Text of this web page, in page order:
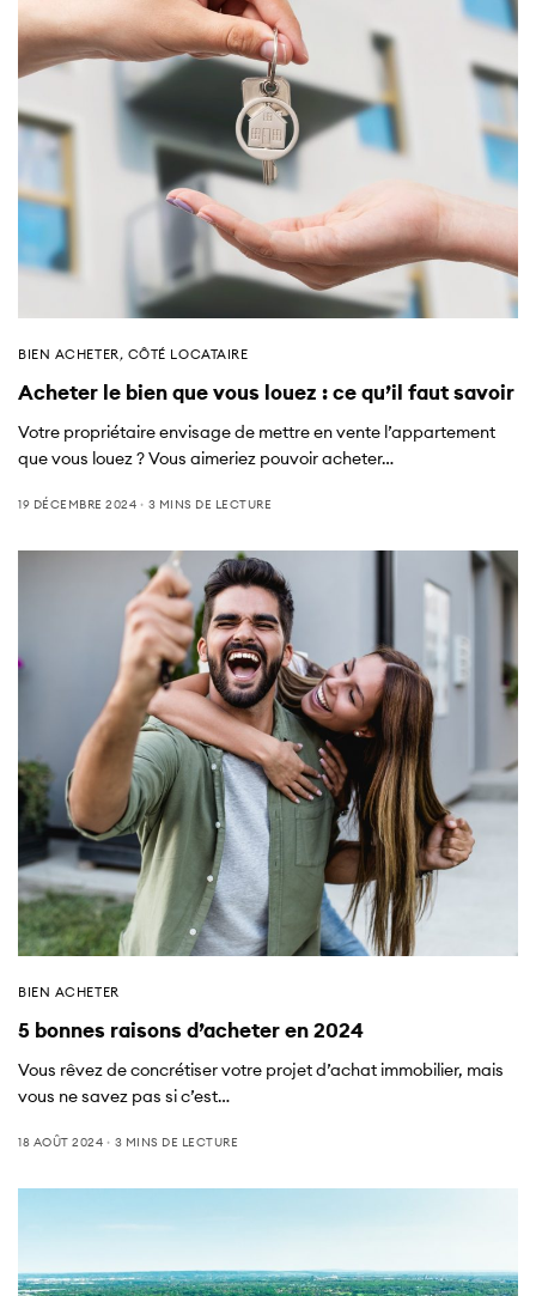
BIEN ACHETER, CÔTÉ LOCATAIRE
Acheter le bien que vous louez : ce qu’il faut savoir
Votre propriétaire envisage de mettre en vente l’appartement
que vous louez ? Vous aimeriez pouvoir acheter…
19 DÉCEMBRE 2024 3 MINS DE LECTURE
BIEN ACHETER
5 bonnes raisons d’acheter en 2024
Vous rêvez de concrétiser votre projet d’achat immobilier, mais
vous ne savez pas si c’est…
18 AOÛT 2024 3 MINS DE LECTURE